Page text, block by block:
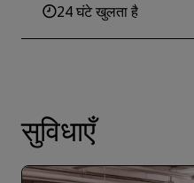
24 घंटे खुलता है
सुविधाएँ